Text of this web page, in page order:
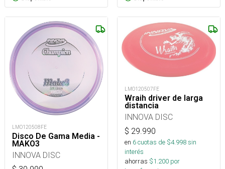
LMO120508FE
Disco De Gama Media -
MAKO3
INNOVA DISC
LMO120507FE
Wraih driver de larga
distancia
INNOVA DISC
$ 29.990
en 6cuotas de $4.998sin
interés
ahorras $1.200 por